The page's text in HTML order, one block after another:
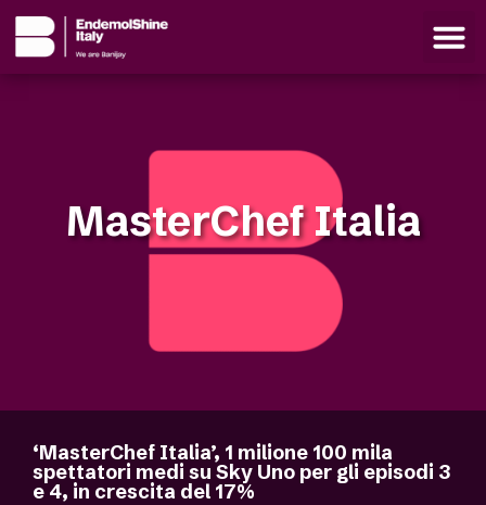
MasterChef Italia
‘MasterChef Italia’, 1 milione 100 mila
spettatori medi su Sky Uno per gli episodi 3
e 4, in crescita del 17%